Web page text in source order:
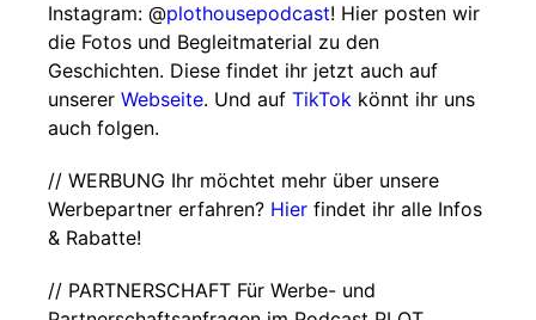
Instagram: @plothousepodcast! Hier posten wir
die Fotos und Begleitmaterial zu den
Geschichten. Diese findet ihr jetzt auch auf
unserer Webseite. Und auf TikTok könnt ihr uns
auch folgen.
// WERBUNG Ihr möchtet mehr über unsere
Werbepartner erfahren? Hier findet ihr alle Infos
& Rabatte!
// PARTNERSCHAFT Für Werbe- und